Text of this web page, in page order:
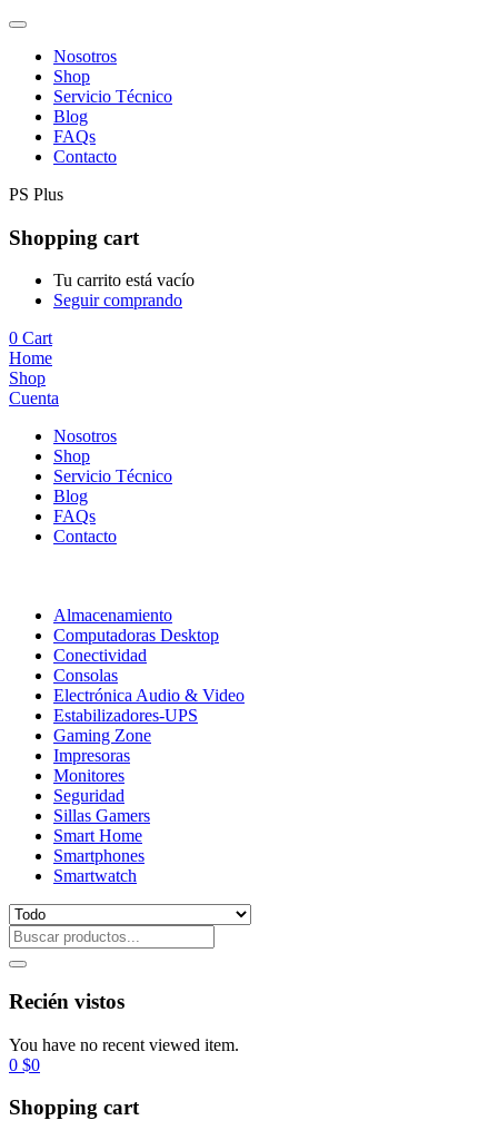
Nosotros
Shop
Servicio Técnico
Blog
FAQs
Contacto
PS Plus
Shopping cart
Tu carrito está vacío
Seguir comprando
0 Cart
Home
Shop
Cuenta
Nosotros
Shop
Servicio Técnico
Blog
FAQs
Contacto
Almacenamiento
Computadoras Desktop
Conectividad
Consolas
Electrónica Audio & Video
Estabilizadores-UPS
Gaming Zone
Impresoras
Monitores
Seguridad
Sillas Gamers
Smart Home
Smartphones
Smartwatch
Recién vistos
You have no recent viewed item.
0 $0
Shopping cart